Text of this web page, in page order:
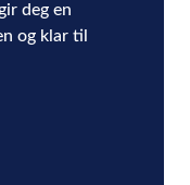
deg en
og klar til